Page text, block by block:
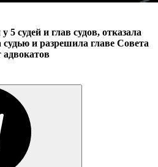
судей и глав судов, отказала
и разрешила главе Совета
адвокатов